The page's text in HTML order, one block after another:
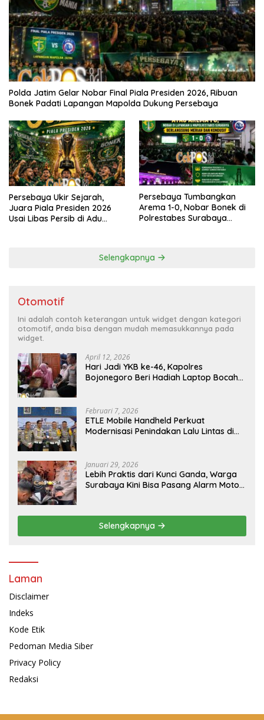
Polda Jatim Gelar Nobar Final Piala Presiden 2026, Ribuan
Bonek Padati Lapangan Mapolda Dukung Persebaya
Persebaya Ukir Sejarah,
Juara Piala Presiden 2026
Usai Libas Persib di Adu
Persebaya Tumbangkan
Arema 1-0, Nobar Bonek di
Polrestabes Surabaya
Selengkapnya
Otomotif
Ini adalah contoh keterangan untuk widget dengan kategori
otomotif, anda bisa dengan mudah memasukkannya pada
widget.
April 12, 2026
Hari Jadi YKB ke-46, Kapolres
Bojonegoro Beri Hadiah Laptop Bocah
Februari 7, 2026
ETLE Mobile Handheld Perkuat
Modernisasi Penindakan Lalu Lintas di
Januari 29, 2026
Lebih Praktis dari Kunci Ganda, Warga
Surabaya Kini Bisa Pasang Alarm Motor
Selengkapnya
Laman
Disclaimer
Indeks
Kode Etik
Pedoman Media Siber
Privacy Policy
Redaksi